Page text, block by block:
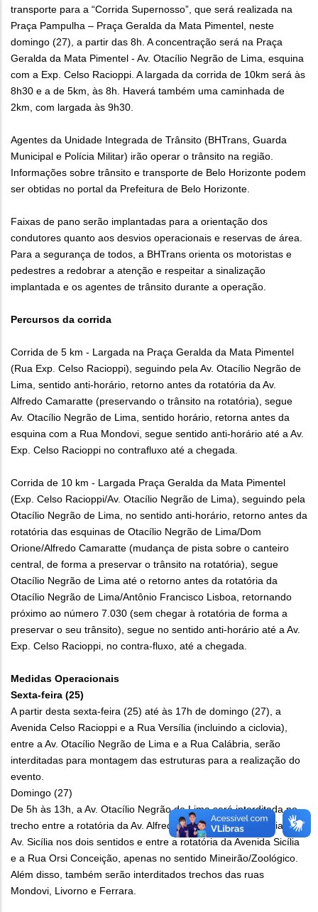
transporte para a “Corrida Supernosso”, que será realizada na
Praça Pampulha – Praça Geralda da Mata Pimentel, neste
domingo (27), a partir das 8h. A concentração será na Praça
Geralda da Mata Pimentel - Av. Otacílio Negrão de Lima, esquina
com a Exp. Celso Racioppi. A largada da corrida de 10km será às
8h30 e a de 5km, às 8h. Haverá também uma caminhada de
2km, com largada às 9h30.
Agentes da Unidade Integrada de Trânsito (BHTrans, Guarda
Municipal e Polícia Militar) irão operar o trânsito na região.
Informações sobre trânsito e transporte de Belo Horizonte podem
ser obtidas no portal da Prefeitura de Belo Horizonte.
Faixas de pano serão implantadas para a orientação dos
condutores quanto aos desvios operacionais e reservas de área.
Para a segurança de todos, a BHTrans orienta os motoristas e
pedestres a redobrar a atenção e respeitar a sinalização
implantada e os agentes de trânsito durante a operação.
Percursos da corrida
Corrida de 5 km - Largada na Praça Geralda da Mata Pimentel
(Rua Exp. Celso Racioppi), seguindo pela Av. Otacílio Negrão de
Lima, sentido anti-horário, retorno antes da rotatória da Av.
Alfredo Camaratte (preservando o trânsito na rotatória), segue
Av. Otacílio Negrão de Lima, sentido horário, retorna antes da
esquina com a Rua Mondovi, segue sentido anti-horário até a Av.
Exp. Celso Racioppi no contrafluxo até a chegada.
Corrida de 10 km - Largada Praça Geralda da Mata Pimentel
(Exp. Celso Racioppi/Av. Otacílio Negrão de Lima), seguindo pela
Otacílio Negrão de Lima, no sentido anti-horário, retorno antes da
rotatória das esquinas de Otacílio Negrão de Lima/Dom
Orione/Alfredo Camaratte (mudança de pista sobre o canteiro
central, de forma a preservar o trânsito na rotatória), segue
Otacílio Negrão de Lima até o retorno antes da rotatória da
Otacílio Negrão de Lima/Antônio Francisco Lisboa, retornando
próximo ao número 7.030 (sem chegar à rotatória de forma a
preservar o seu trânsito), segue no sentido anti-horário até a Av.
Exp. Celso Racioppi, no contra-fluxo, até a chegada.
Medidas Operacionais
Sexta-feira (25)
A partir desta sexta-feira (25) até às 17h de domingo (27), a
Avenida Celso Racioppi e a Rua Versília (incluindo a ciclovia),
entre a Av. Otacílio Negrão de Lima e a Rua Calábria, serão
interditadas para montagem das estruturas para a realização do
evento.
Domingo (27)
De 5h às 13h, a Av. Otacílio Negrão de Lima será interditada no
trecho entre a rotatória da Av. Alfredo Camarate e a rotatória da
Av. Sicília nos dois sentidos e entre a rotatória da Avenida Sicília
e a Rua Orsi Conceição, apenas no sentido Mineirão/Zoológico.
Além disso, também serão interditados trechos das ruas
Mondovi, Livorno e Ferrara.